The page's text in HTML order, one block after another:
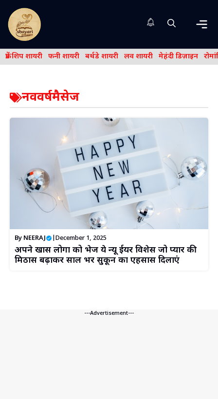
content
फ्रेंड शिप शायरी फनी शायरी बर्थडे शायरी लव शायरी मेहंदी डिज़ाइन
नववर्षमैसेज
By NEERAJ December 1, 2025
अपने खास लोगों को भेजें ये न्यू ईयर विशेस जो प्यार की
मिठास बढ़ाकर साल भर सुकून का एहसास दिलाएं
---Advertisement---